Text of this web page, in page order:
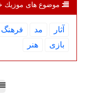
موضوع های موزیك
آثار مد فرهنگ
بازی
هنر